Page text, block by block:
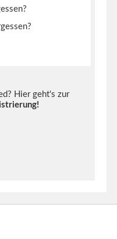
Hier geht's zur
!